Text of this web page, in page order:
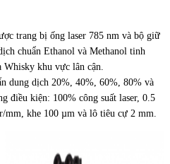
trang bị ống laser 785 nm và bộ giữ
chuẩn Ethanol và Methanol tinh
khu vực lân cận.
dung dịch 20%, 40%, 60%, 80% và
điều kiện: 100% công suất laser, 0.5
mm, khe 100 µm và lô tiêu cự 2 mm.